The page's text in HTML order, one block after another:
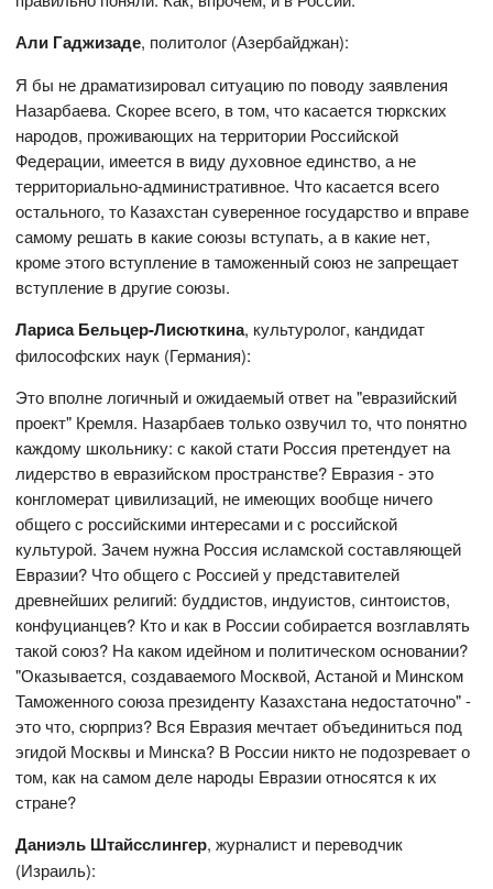
Али Гаджизаде, политолог (Азербайджан):
Я бы не драматизировал ситуацию по поводу заявления
Назарбаева. Скорее всего, в том, что касается тюркских
народов, проживающих на территории Российской
Федерации, имеется в виду духовное единство, а не
территориально-административное. Что касается всего
остального, то Казахстан суверенное государство и вправе
самому решать в какие союзы вступать, а в какие нет,
кроме этого вступление в таможенный союз не запрещает
вступление в другие союзы.
Лариса Бельцер-Лисюткина, культуролог, кандидат
философских наук (Германия):
Это вполне логичный и ожидаемый ответ на "евразийский
проект" Кремля. Назарбаев только озвучил то, что понятно
каждому школьнику: с какой стати Россия претендует на
лидерство в евразийском пространстве? Евразия - это
конгломерат цивилизаций, не имеющих вообще ничего
общего с российскими интересами и с российской
культурой. Зачем нужна Россия исламской составляющей
Евразии? Что общего с Россией у представителей
древнейших религий: буддистов, индуистов, синтоистов,
конфуцианцев? Кто и как в России собирается возглавлять
такой союз? На каком идейном и политическом основании?
"Оказывается, создаваемого Москвой, Астаной и Минском
Таможенного союза президенту Казахстана недостаточно" -
это что, сюрприз? Вся Евразия мечтает объединиться под
эгидой Москвы и Минска? В России никто не подозревает о
том, как на самом деле народы Евразии относятся к их
стране?
Даниэль Штайсслингер, журналист и переводчик
(Израиль):